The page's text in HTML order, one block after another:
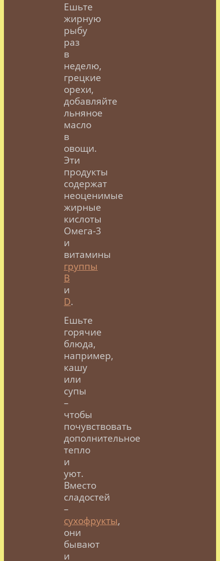
Ешьте
жирную
рыбу
раз
в
неделю,
грецкие
орехи,
добавляйте
льняное
масло
в
овощи.
Эти
продукты
содержат
неоценимые
жирные
кислоты
Омега-3
и
витамины
группы
В
и
D.
Ешьте
горячие
блюда,
например,
кашу
или
супы
–
чтобы
почувствовать
дополнительное
тепло
и
уют.
Вместо
сладостей
–
сухофрукты,
они
бывают
и